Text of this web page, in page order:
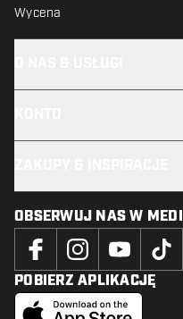
Wycena
OBSERWUJ NAS W
POBIERZ APLIKACJĘ